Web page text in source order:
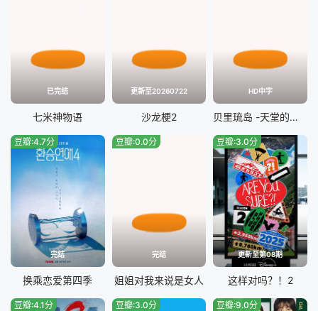
已完结
七米神物语
更新至20260722
沙龙梗2
HD中字
贝里琉岛 -天堂的格尔尼卡-
完结
豆瓣:4.7分
换乘恋爱第四季
完结
豆瓣:0.0分
姐姐对我来说是女人
更新至第08期
豆瓣:3.0分
这样对吗？！2
豆瓣:4.1分 豆瓣:3.0分 豆瓣:9.0分